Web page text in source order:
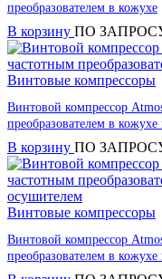
преобразователем в кожухе
В корзину ПО
Винтовые компрессоры
Винтовой компрессор
преобразователем в кожухе
В корзину ПО
Винтовые компрессоры
Винтовой компрессор
преобразователем в